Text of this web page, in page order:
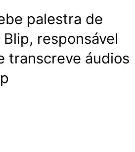
palestra de
responsável
transcreve áudios